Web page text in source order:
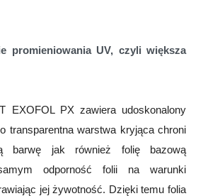
promieniowania UV, czyli większa
EXOFOL PX zawiera udoskonalony
transparentna warstwa kryjąca chroni
barwę jak również folię bazową
odporność folii na warunki
jej żywotność. Dzięki temu folia